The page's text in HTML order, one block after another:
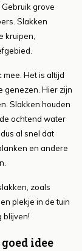
grove
Slakken
kruipen,
Het is altijd
genezen. Hier zijn
Slakken houden
ochtend water
al snel dat
en andere
zoals
plekje in de tuin
blijven!
idee